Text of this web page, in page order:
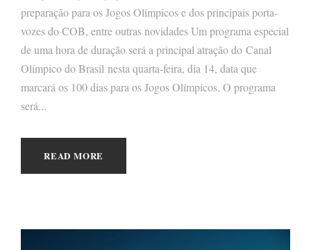
preparação para os Jogos Olímpicos e dos principais porta-
vozes do COB, entre outras novidades Um programa especial
de uma hora de duração será a principal atração do Canal
Olímpico do Brasil nesta quarta-feira, dia 14, data que
marcará os 100 dias para os Jogos Olímpicos. O programa
será...
READ MORE